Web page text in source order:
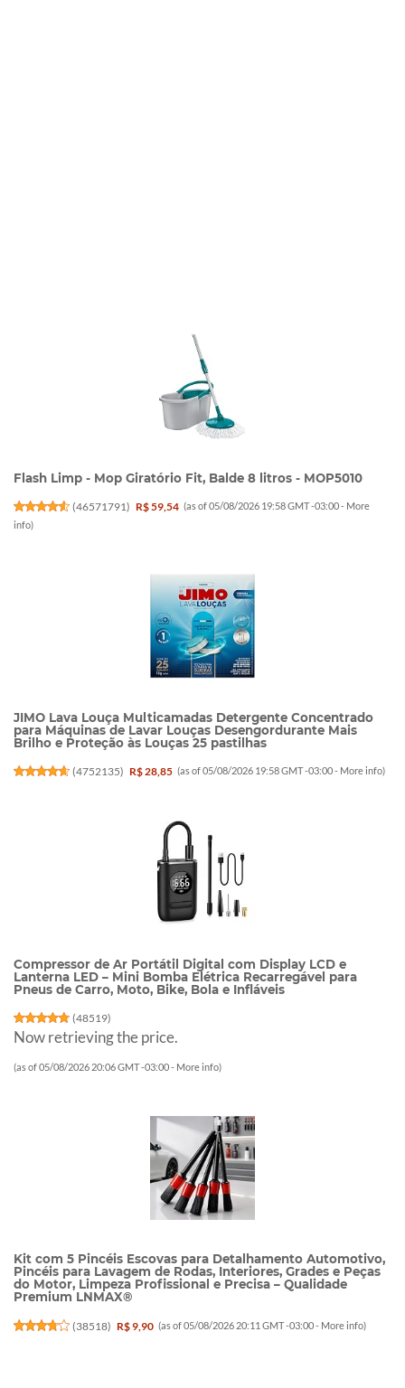
Flash Limp - Mop Giratório Fit, Balde 8 litros - MOP5010
(46571791) R$ 59,54 (as of 05/08/2026 19:58 GMT -03:00 - More
info)
JIMO Lava Louça Multicamadas Detergente Concentrado
para Máquinas de Lavar Louças Desengordurante Mais
Brilho e Proteção às Louças 25 pastilhas
(4752135) R$ 28,85 (as of 05/08/2026 19:58 GMT -03:00 - More info)
Compressor de Ar Portátil Digital com Display LCD e
Lanterna LED – Mini Bomba Elétrica Recarregável para
Pneus de Carro, Moto, Bike, Bola e Infláveis
(48519)
Now retrieving the price.
(as of 05/08/2026 20:06 GMT -03:00 - More info)
Kit com 5 Pincéis Escovas para Detalhamento Automotivo,
Pincéis para Lavagem de Rodas, Interiores, Grades e Peças
do Motor, Limpeza Profissional e Precisa – Qualidade
Premium LNMAX®
(38518) R$ 9,90 (as of 05/08/2026 20:11 GMT -03:00 - More info)